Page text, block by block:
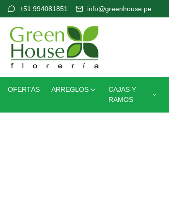
+51 994081851 info@greenhouse.pe
OFERTAS ARREGLOS
CAJAS Y
RAMOS